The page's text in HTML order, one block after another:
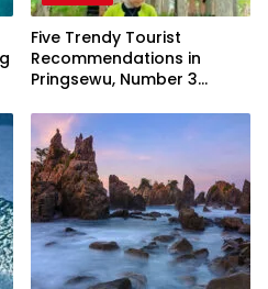
Five Trendy Tourist
Recommendations in
Pringsewu, Number 3
President